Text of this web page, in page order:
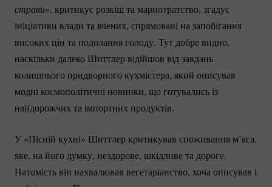
страви», критикує розкіш та марнотратство, згадує
ініціативи влади та вчених, спрямовані на запобігання
високих цін та подолання голоду. Тут добре видно,
наскільки далеко Шиттлер відійшов від завдань
колишнього придворного кухмістера, який описував
модні космополітичні новинки, що готувались із
найдорожчих та імпортних продуктів.
У «Пісній кухні» Шиттлер критикував споживання м’яса,
яке, на його думку, нездорове, шкідливе та дороге.
Натомість він нахвалював вегетаріанство, хоча описував і